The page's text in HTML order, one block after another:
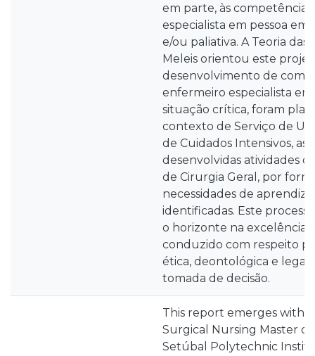
em parte, às
especialista em pessoa em
e/ou paliativa. A Teoria das
Meleis orientou este
desenvolvimento de
enfermeiro especialista em
situação crítica, foram
contexto de Serviço de
de Cuidados Intensivos,
desenvolvidas atividades
de Cirurgia Geral, por
necessidades de
identificadas. Este
o horizonte na excelência
conduzido com respeito
ética, deontológica e legal,
tomada de decisão.
This report emerges
Surgical Nursing Master
Setúbal Polytechnic